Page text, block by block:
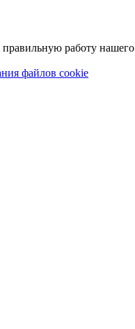
работу нашего
файлов cookie